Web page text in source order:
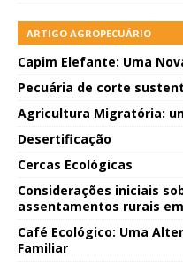
ARTIGO AGROPECUÁRIO
Capim Elefante: Uma
Pecuária de corte
Agricultura Migratória:
Desertificação
Cercas Ecológicas
Considerações iniciais
assentamentos rurais
Café Ecológico: Uma
Familiar